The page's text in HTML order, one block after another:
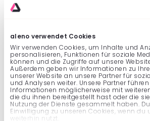
aleno verwendet Cookies
Wir verwenden Cookies, um Inhalte und
personalisieren, Funktionen für soziale
können und die Zugriffe auf unsere
Außerdem geben wir Informationen zu
unserer Website an unsere Partner für
und Analysen weiter. Unsere Partner
Informationen möglicherweise mit
die du ihnen bereitgestellt hast oder die
Nutzung der Dienste gesammelt haben.
Einwilligung zu unseren Cookies, wenn du
weiterhin nutzt.
wird im Rahmen des
Ihre Einwilligung, ggfs. nach
DSGVO. Die Einwilligung
sogenannten Double-Opt-
Das bedeutet, dass Sie nach
Anmeldung eine E-Mail